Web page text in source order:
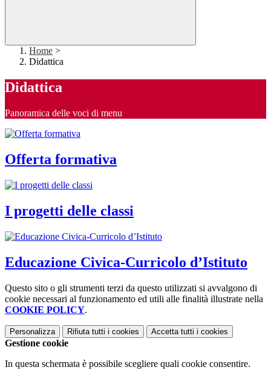
Home >
Didattica
Didattica
Panoramica delle voci di menu
Offerta formativa
I progetti delle classi
Educazione Civica-Curricolo d’Istituto
Questo sito o gli strumenti terzi da questo utilizzati si avvalgono di
cookie necessari al funzionamento ed utili alle finalità illustrate nella
COOKIE POLICY.
Personalizza Rifiuta tutti i cookies Accetta tutti i cookies
Gestione cookie
In questa schermata è possibile scegliere quali cookie consentire.